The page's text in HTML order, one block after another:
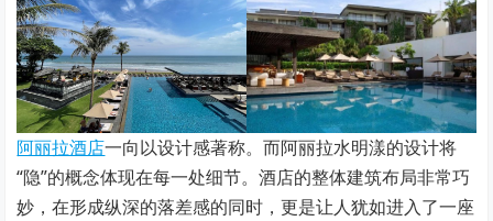
阿丽拉酒店一向以设计感著称。而阿丽拉水明漾的设计将
“隐”的概念体现在每一处细节。酒店的整体建筑布局非常巧
妙，在形成纵深的落差感的同时，更是让人犹如进入了一座